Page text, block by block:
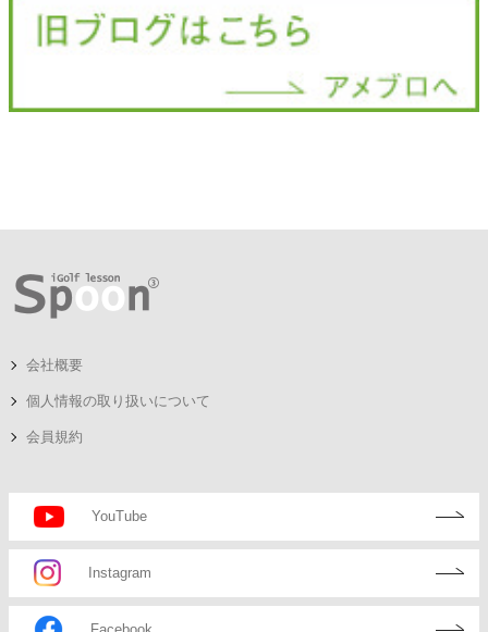
会社概要
個人情報の取り扱いについて
会員規約
YouTube
Instagram